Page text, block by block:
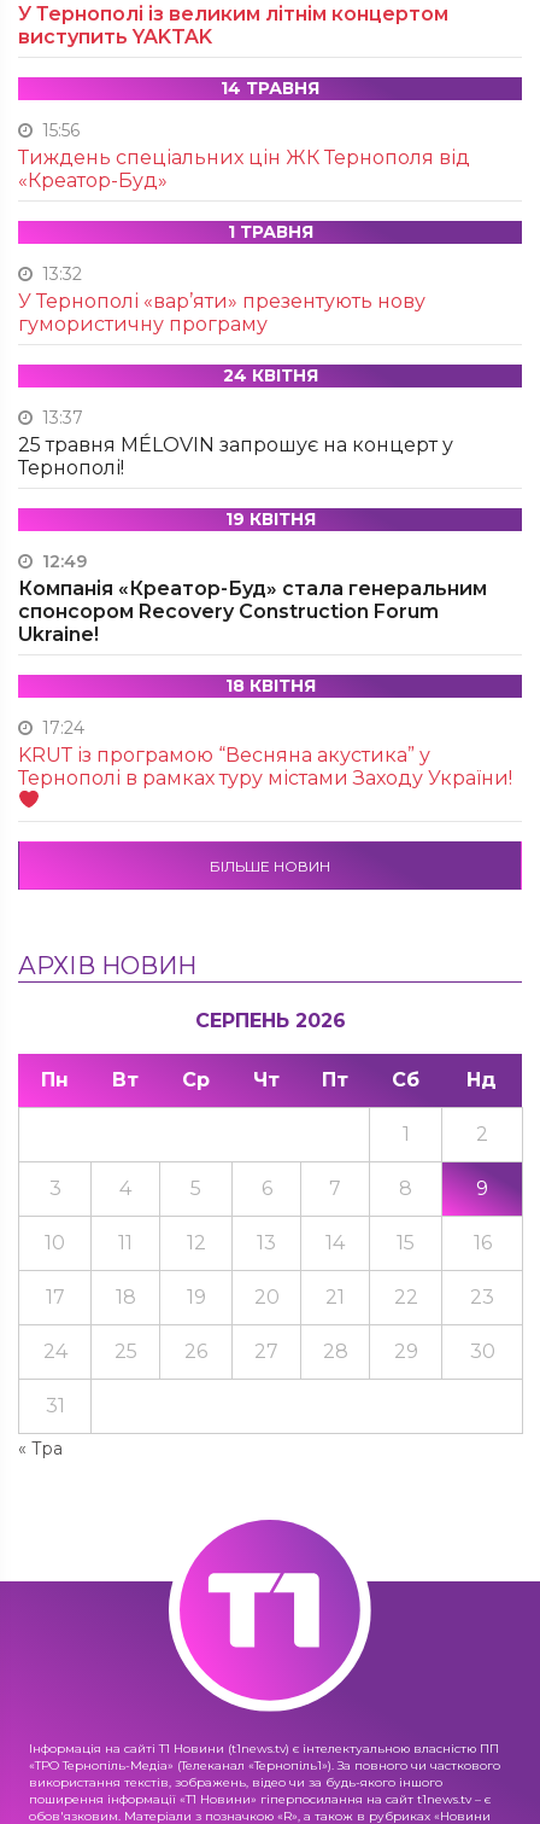
У Тернополі із великим літнім концертом
виступить YAKTAK
14 ТРАВНЯ
15:56
Тиждень спеціальних цін ЖК Тернополя від
«Креатор-Буд»
1 ТРАВНЯ
13:32
У Тернополі «вар’яти» презентують нову
гумористичну програму
24 КВІТНЯ
13:37
25 травня MÉLOVIN запрошує на концерт у
Тернополі!
19 КВІТНЯ
12:49
Компанія «Креатор-Буд» стала генеральним
спонсором Recovery Construction Forum
Ukraine!
18 КВІТНЯ
17:24
KRUТ із програмою “Весняна акустика” у
Тернополі в рамках туру містами Заходу України!
БІЛЬШЕ НОВИН
АРХІВ НОВИН
СЕРПЕНЬ 2026
Пн Вт Ср Чт Пт Сб Нд
« Тра
1 2
3 4 5 6 7 8 9
10 11 12 13 14 15 16
17 18 19 20 21 22 23
24 25 26 27 28 29 30
31
Інформація на сайті Т1 Новини (t1news.tv) є інтелектуальною власністю ПП
«ТРО Тернопіль-Медіа» (Телеканал «Тернопіль1»). За повного чи часткового
використання текстів, зображень, відео чи за будь-якого іншого
поширення інформації «Т1 Новини» гіперпосилання на сайт t1news.tv – є
обов'язковим. Матеріали з позначкою «R», а також в рубриках «Новини